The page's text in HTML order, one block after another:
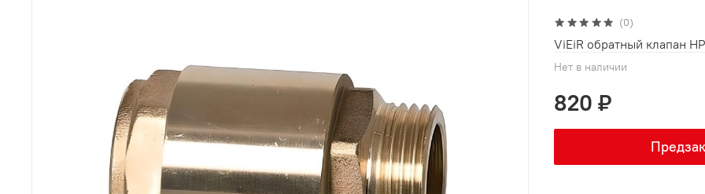
(0)
Нет в наличии
820 ₽
ViEiR обратный клапан